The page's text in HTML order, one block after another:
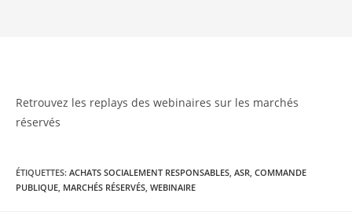
Retrouvez les replays des webinaires sur les marchés
réservés
ÉTIQUETTES: ACHATS SOCIALEMENT RESPONSABLES, ASR, COMMANDE
PUBLIQUE, MARCHÉS RÉSERVÉS, WEBINAIRE